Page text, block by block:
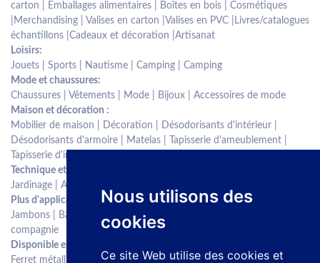
Nous utilisons des
cookies
Ce site Web utilise des cookies et
carton | Emballages alimentaires | Boîtes en bois | Cosmétiques
|Merchandising | Valises en carton |Valises en PVC |Livres/catalogues
échantillons |Cadeaux et décoration |Artisanat
Loisirs:
Jouets | Sports | Nautisme | Camping | Camping
Mode et chaussures:
Chaussures | Vêtements | Mode | Bijoux | Accessoires de mode
Maison et décoration :
Mobilier de maison | Décoration | Désodorisants d'intérieur |
Désodorisants d'armoire | Matelas | Tapisserie d'ameublement |
Tapisserie d'intérieur | Textiles de maison
Technique et industriel:
Jardinage | Agriculture | Agriculture
Plus d'applications :
Jambons | Bâtons de pagaie | Pales de pagaie | Animaux de
compagnie
Disponible en différentes finitions :
Ferret métallique | Embout plastique surmoulé basculant | Embout